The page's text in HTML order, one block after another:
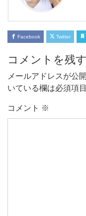
Facebook Twitter
コメントを残す
メールアドレスが公
いている欄は必須項
コメント ※